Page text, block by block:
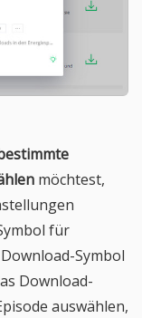
möchtest,
für
Symbol
Download-
auswählen,